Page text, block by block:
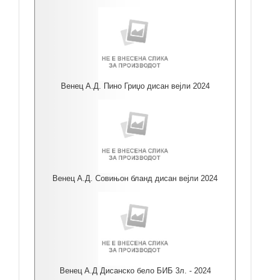
Венец А.Д. Пино Гриџо дисан вејли 2024
Венец А.Д. Совињон бланд дисан вејли 2024
Венец А.Д Дисанско бело БИБ 3л. - 2024